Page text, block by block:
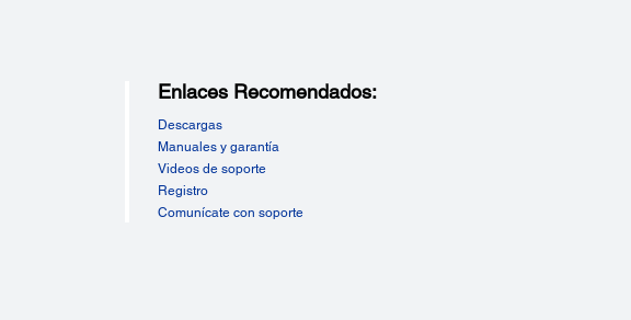
Enlaces Recomendados:
Descargas
Manuales y garantía
Videos de soporte
Registro
Comunícate con soporte